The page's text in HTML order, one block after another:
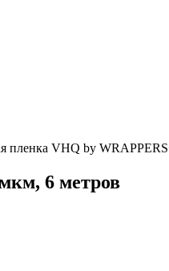
пленка VHQ by
6 метров